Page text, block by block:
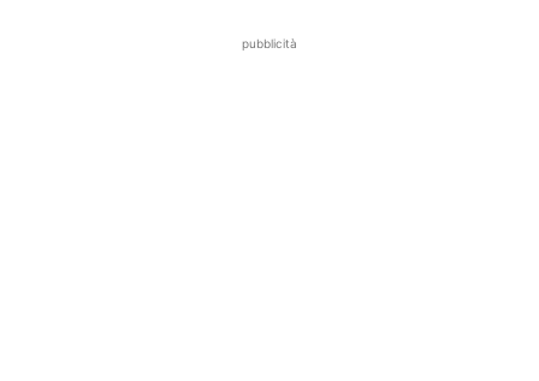
pubblicità